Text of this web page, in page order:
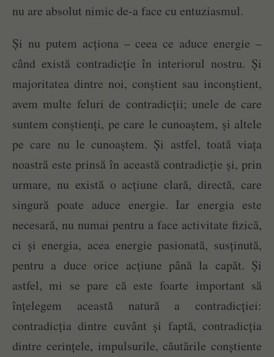
nu are absolut nimic de-a face cu entuziasmul.
Și nu putem acționa – ceea ce aduce energie –
când există contradicție în interiorul nostru. Și
majoritatea dintre noi, conștient sau inconștient,
avem multe feluri de contradicții; unele de care
suntem conștienți, pe care le cunoaștem, și altele
pe care nu le cunoaștem. Și astfel, toată viața
noastră este prinsă în această contradicție și, prin
urmare, nu există o acțiune clară, directă, care
singură poate aduce energie. Iar energia este
necesară, nu numai pentru a face activitate fizică,
ci și energia, acea energie pasionată, susținută,
pentru a duce orice acțiune până la capăt. Și
astfel, mi se pare că este foarte important să
înțelegem această natură a contradicției:
contradicția dintre cuvânt și faptă, contradicția
dintre cerințele, impulsurile, căutările conștiente